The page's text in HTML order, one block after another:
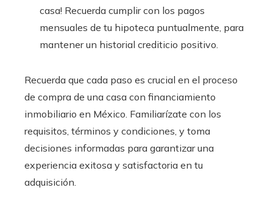
casa! Recuerda cumplir con los pagos
mensuales de tu hipoteca puntualmente, para
mantener un historial crediticio positivo.
Recuerda que cada paso es crucial en el proceso
de compra de una casa con financiamiento
inmobiliario en México. Familiarízate con los
requisitos, términos y condiciones, y toma
decisiones informadas para garantizar una
experiencia exitosa y satisfactoria en tu
adquisición.